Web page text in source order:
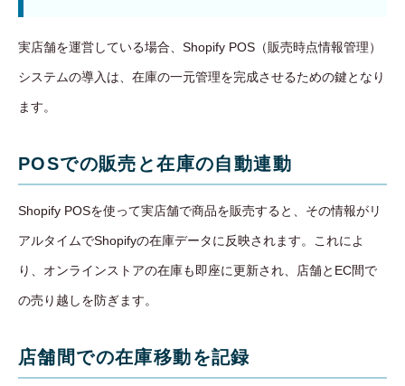
実店舗を運営している場合、Shopify POS（販売時点情報管理）
システムの導入は、在庫の一元管理を完成させるための鍵となり
ます。
POSでの販売と在庫の自動連動
Shopify POSを使って実店舗で商品を販売すると、その情報がリ
アルタイムでShopifyの在庫データに反映されます。これによ
り、オンラインストアの在庫も即座に更新され、店舗とEC間で
の売り越しを防ぎます。
店舗間での在庫移動を記録